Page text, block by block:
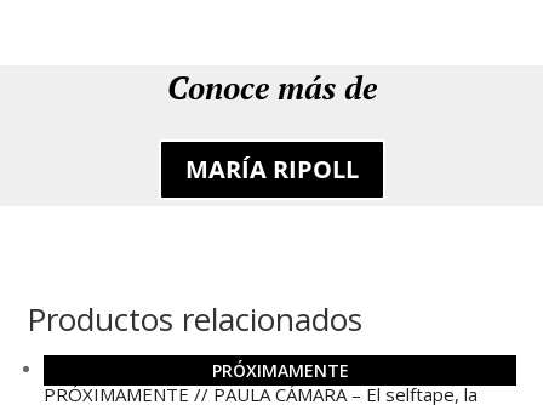
Conoce más de
MARÍA RIPOLL
Productos relacionados
PRÓXIMAMENTE
PRÓXIMAMENTE // PAULA CÁMARA – El selftape, la